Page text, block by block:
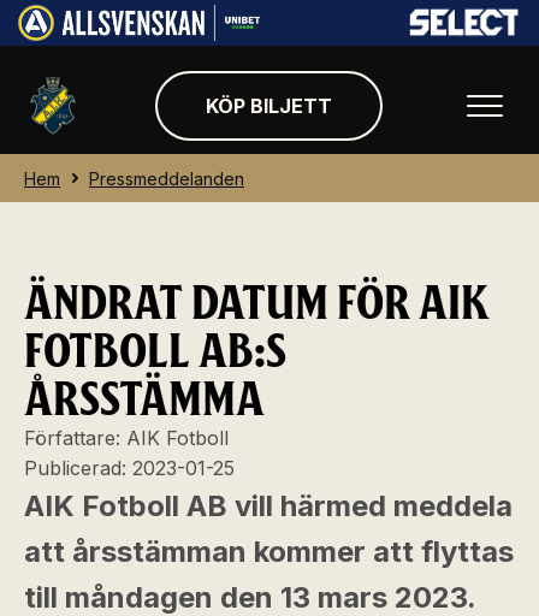
KÖP BILJETT
Hem Pressmeddelanden
ÄNDRAT DATUM FÖR AIK
FOTBOLL AB:S
ÅRSSTÄMMA
Författare: AIK Fotboll
Publicerad: 2023-01-25
AIK Fotboll AB vill härmed meddela
att årsstämman kommer att flyttas
till måndagen den 13 mars 2023.